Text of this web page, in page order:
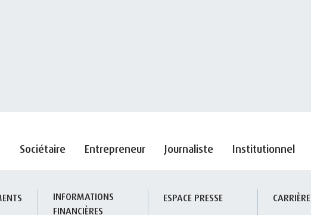
Sociétaire Entrepreneur Journaliste Institutionnel
INFORMATIONS
FINANCIÈRES
ESPACE PRESSE CARRIÈRE